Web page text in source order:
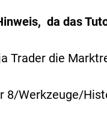
da das
Trader die
8/Werkzeuge/